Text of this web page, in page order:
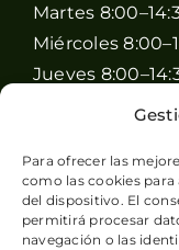
Para ofrecer las
como las cookies
del dispositivo. El
permitirá procesar
navegación o las
Martes
Miércoles
Jueves
Viernes
Domingo